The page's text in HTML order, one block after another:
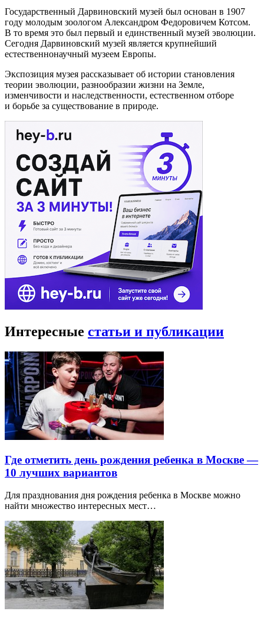
Государственный Дарвиновский музей был основан в 1907
году молодым зоологом Александром Федоровичем Котсом.
В то время это был первый и единственный музей эволюции.
Сегодня Дарвиновский музей является крупнейший
естественнонаучный музеем Европы.
Экспозиция музея рассказывает об истории становления
теории эволюции, разнообразии жизни на Земле,
изменчивости и наследственности, естественном отборе
и борьбе за существование в природе.
Интересные статьи и публикации
Где отметить день рождения ребенка в Москве —
10 лучших вариантов
Для празднования дня рождения ребенка в Москве можно
найти множество интересных мест…